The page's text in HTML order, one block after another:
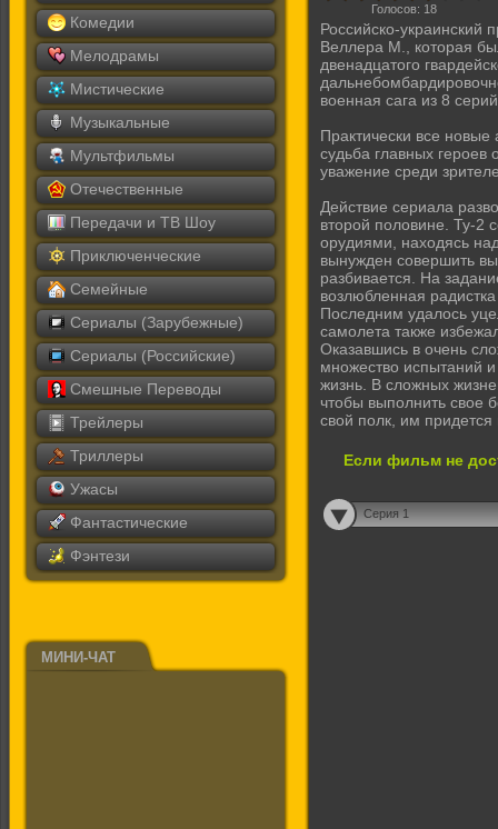
Комедии
Мелодрамы
Мистические
Музыкальные
Мультфильмы
Отечественные
Передачи и ТВ Шоу
Приключенческие
Семейные
Сериалы (Зарубежные)
Сериалы (Российские)
Смешные Переводы
Трейлеры
Триллеры
Ужасы
Фантастические
Фэнтези
МИНИ-ЧАТ
Голосов: 18
Российско-украинский
Веллера М., которая
двенадцатого
военная сага из 8
Практически все новые
судьба главных героев
уважение среди
Действие сериала
второй половине. Ту-2
орудиями, находясь
вынужден совершить
разбивается. На
возлюбленная
Последним удалось
самолета также
Оказавшись в очень
множество испытаний
жизнь. В сложных
чтобы выполнить свое
свой полк, им придется
Если фильм не
Серия 1